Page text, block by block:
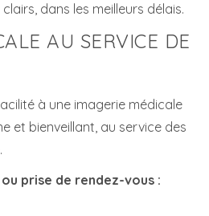
dans les meilleurs délais.
AU SERVICE DE
à une imagerie médicale
et bienveillant, au service des
prise de rendez-vous :